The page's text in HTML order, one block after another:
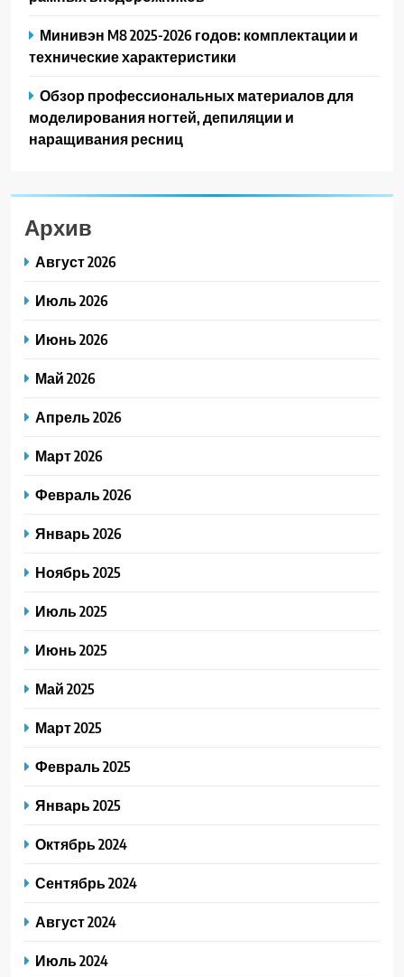
Минивэн M8 2025-2026 годов: комплектации и
технические характеристики
Обзор профессиональных материалов для
моделирования ногтей, депиляции и
наращивания ресниц
Архив
Август 2026
Июль 2026
Июнь 2026
Май 2026
Апрель 2026
Март 2026
Февраль 2026
Январь 2026
Ноябрь 2025
Июль 2025
Июнь 2025
Май 2025
Март 2025
Февраль 2025
Январь 2025
Октябрь 2024
Сентябрь 2024
Август 2024
Июль 2024